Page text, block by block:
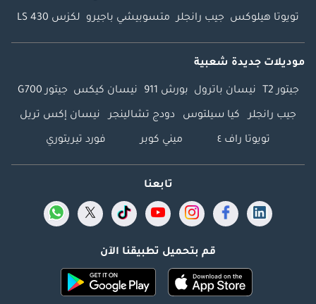
تويوتا هيلوكس جيب رانجلر متسوبيشي باجيرو لكزس LS 430
موديلات جديدة شعبية
جيتور T2 نيسان باترول بورش 911 نيسان كيكس جيتور G700
جيب رانجلر كيا سيلتوس دودج تشالينجر نيسان إكس تريل
تويوتا راف ٤ ميني كوبر فورد تيريتوري
تابعنا
قم بتحميل تطبيقنا الآن